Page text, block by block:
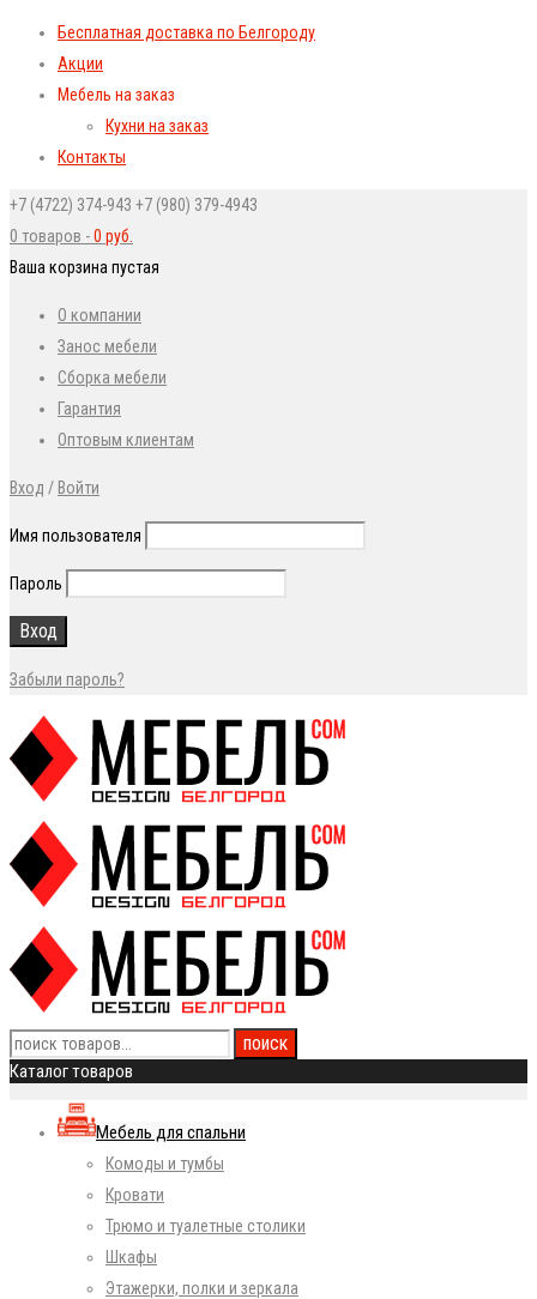
Бесплатная доставка по Белгороду
Акции
Мебель на заказ
Кухни на заказ
Контакты
+7 (4722) 374-943 +7 (980) 379-4943
0 товаров -0 руб.
Ваша корзина пустая
О компании
Занос мебели
Сборка мебели
Гарантия
Оптовым клиентам
Вход / Войти
Имя пользователя
Пароль
Забыли пароль?
Каталог товаров
Мебель для спальни
Комоды и тумбы
Кровати
Трюмо и туалетные столики
Шкафы
Этажерки, полки и зеркала